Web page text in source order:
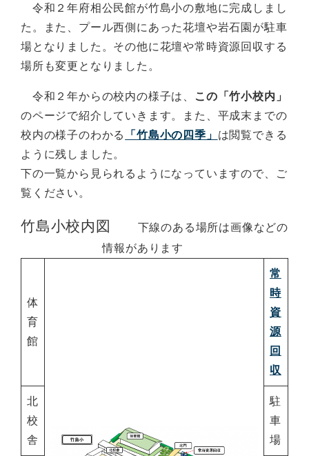
令和２年府相公民館が竹島小の敷地に完成しまし
た。また、プール西側にあった花壇や岩石園が駐車
場となりました。その他に花壇や常時資源回収する
場所も変更となりました。
令和２年からの校内の様子は、
この「竹小校内」
のページで紹介していきます。また、平成末までの
校内の様子のわかる
「竹島小の四季」 は閲覧できる
ように残しました。
下の一覧から見られるようになっていますので、ご
覧ください。
竹島小校内図
下線のある場所は画像などの
情報があります
体
育
館
常
時
資
源
回
収
北
校
舎
駐
車
場